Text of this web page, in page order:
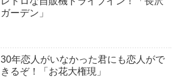
ガーデン」
30年恋人がいなかった君にも恋人がで
きるぞ！「お花大権現」